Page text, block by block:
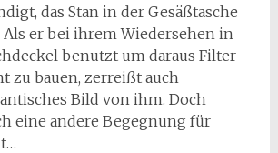
das Stan in der Gesäßtasche
er bei ihrem Wiedersehen in
benutzt um daraus Filter
zu bauen, zerreißt auch
Bild von ihm. Doch
eine andere Begegnung für